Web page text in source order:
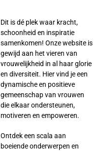
Dit is dé plek waar kracht,
schoonheid en inspiratie
samenkomen! Onze website is
gewijd aan het vieren van
vrouwelijkheid in al haar glorie
en diversiteit. Hier vind je een
dynamische en positieve
gemeenschap van vrouwen
die elkaar ondersteunen,
motiveren en empoweren.
Ontdek een scala aan
boeiende onderwerpen en